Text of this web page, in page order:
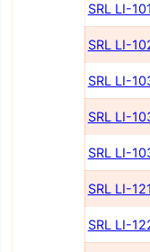
SRL LI-
SRL LI-
SRL LI-
SRL LI-
SRL LI-
SRL LI-
SRL LI-